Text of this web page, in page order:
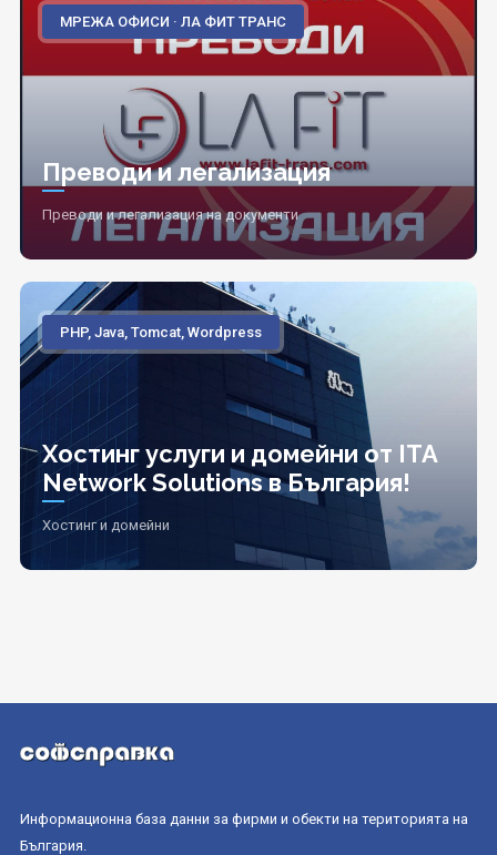
МРЕЖА ОФИСИ · ЛА ФИТ ТРАНС
Преводи и легализация
Преводи и легализация на документи
PHP, Java, Tomcat, Wordpress
Хостинг услуги и домейни от ITA
Network Solutions в България!
Хостинг и домейни
Информационна база данни за фирми и обекти на територията на
България.